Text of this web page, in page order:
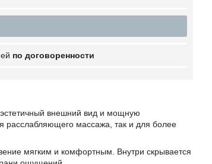
по договоренности
внешний вид и мощную
расслабляющего массажа, так и для более
мягким и комфортным. Внутри скрывается